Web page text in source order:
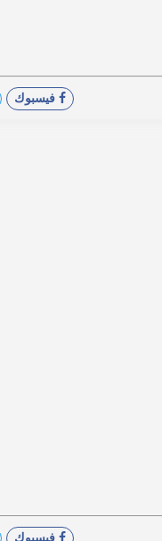
فيسبوك
فيسبوك